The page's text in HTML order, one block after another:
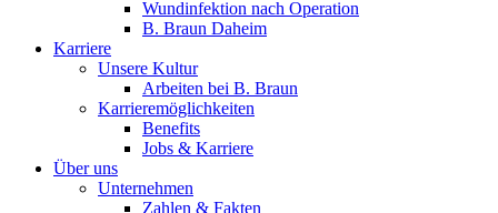
Gut zu wissen
MDR, eIFU & Co. – hier finden Sie nützliche Informationen
rund um unsere Produkte.
Im Dialog mit B. Braun. Hier treten Sie mit uns in
Verbindung.
Wundinfektion nach Operation
B. Braun Daheim
Karriere
Unsere Kultur
Arbeiten bei B. Braun
Karrieremöglichkeiten
Benefits
Jobs & Karriere
Über uns
Unternehmen
Zahlen & Fakten